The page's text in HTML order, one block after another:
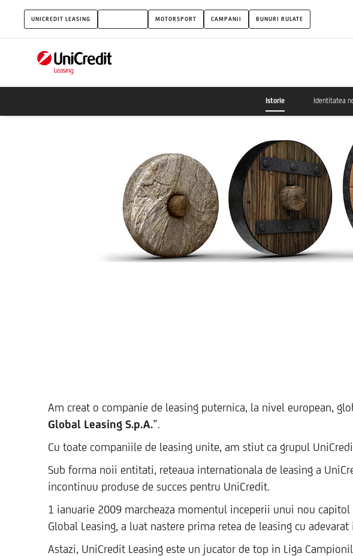
UniCredit
Leasing
Istorie
UNICREDIT LEASING MOTORSPORT CAMPANII BUNURI RULATE
Istorie Identitatea
Am creat o companie de leasing puternica, la nivel european,
Global Leasing S.p.A.”.
Cu toate companiile de leasing unite, am stiut ca grupul
Sub forma noii entitati, reteaua internationala de leasing a
incontinuu produse de succes pentru UniCredit.
1 ianuarie 2009 marcheaza momentul inceperii unui nou
Global Leasing, a luat nastere prima retea de leasing cu
Astazi, UniCredit Leasing este un jucator de top in Liga